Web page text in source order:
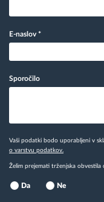
E-naslov *
Sporočilo
Vaši podatki bodo uporabljeni v
o varstvu podatkov.
Želim prejemati trženjska
Da Ne